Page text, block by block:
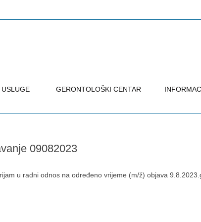
USLUGE GERONTOLOŠKI CENTAR
09082023
u radni odnos na određeno vrijeme (m/ž) objava